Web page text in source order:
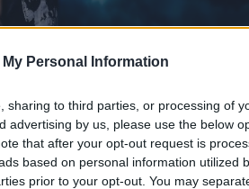
Personal Information
sharing to third parties, or processing of
advertising by us, please use the below
that after your opt-out request is
based on personal information utilized
prior to your opt-out. You may